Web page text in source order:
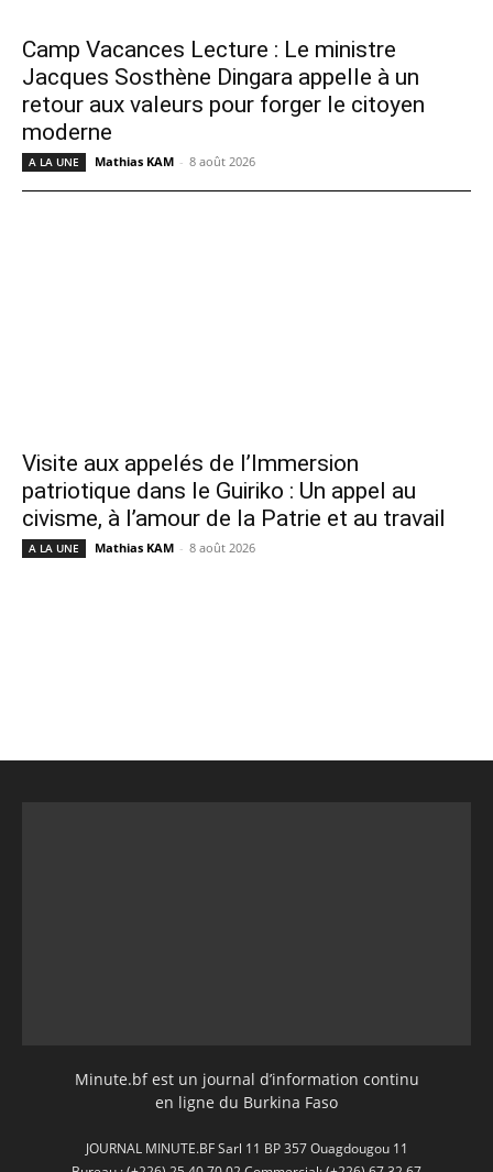
Camp Vacances Lecture : Le ministre
Jacques Sosthène Dingara appelle à un
retour aux valeurs pour forger le citoyen
moderne
A LA UNE Mathias KAM - 8 août 2026
Visite aux appelés de l’Immersion
patriotique dans le Guiriko : Un appel au
civisme, à l’amour de la Patrie et au travail
A LA UNE Mathias KAM - 8 août 2026
Minute.bf est un journal d’information continu
en ligne du Burkina Faso
JOURNAL MINUTE.BF Sarl 11 BP 357 Ouagdougou 11